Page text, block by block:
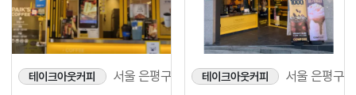
테이크아웃커피 서울 은평구 테이크아웃커피 서울 은평구